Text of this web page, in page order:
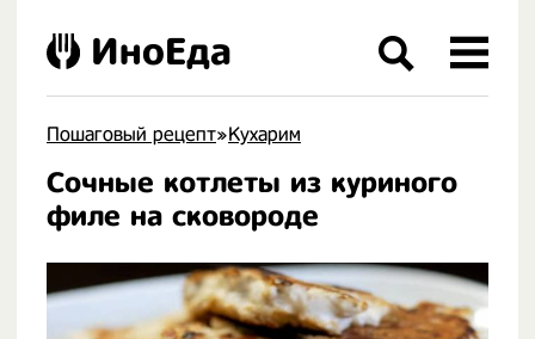
Пошаговый рецепт»Кухарим
Сочные котлеты из куриного
филе на сковороде
ИноЕда